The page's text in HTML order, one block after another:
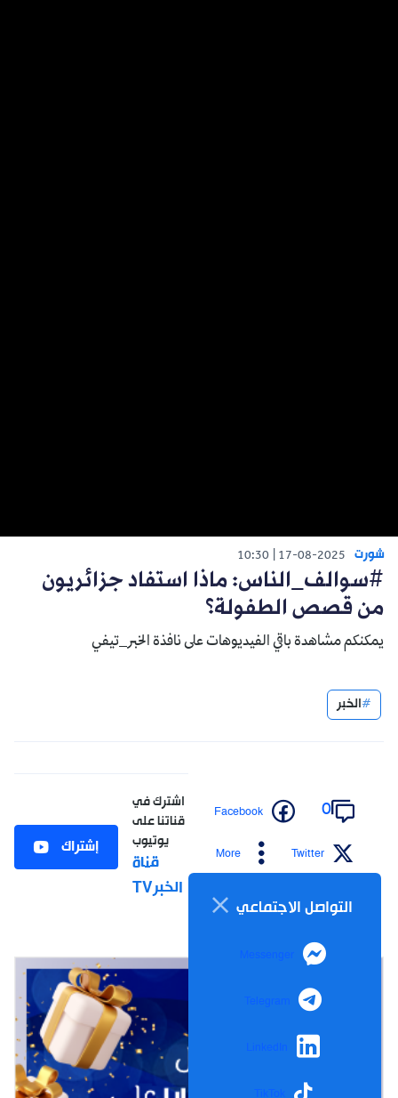
شورت 17-08-2025
10:30
#سوالف_الناس: ماذا استفاد جزائريون
من قصص الطفولة؟
يمكنكم مشاهدة باقي الفيديوهات على نافذة الخبر_تيفي
الخبر
0
Facebook
Twitter
More
التواصل الاجتماعي
Messenger
Telegram
LinkedIn
اشترك في
قناتنا على
يوتيوب
قناة
الخبرTV
إشتراك